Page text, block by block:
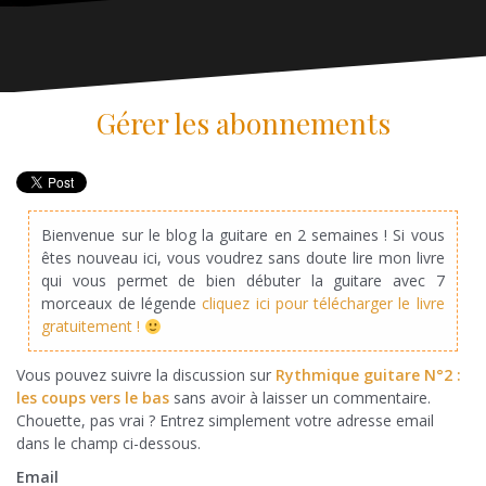
Gérer les abonnements
Bienvenue sur le blog la guitare en 2 semaines ! Si vous
êtes nouveau ici, vous voudrez sans doute lire mon livre
qui vous permet de bien débuter la guitare avec 7
morceaux de légendecliquez ici pour télécharger le livre
gratuitement !
Vous pouvez suivre la discussion sur Rythmique guitare N°2 :
les coups vers le bas sans avoir à laisser un commentaire.
Chouette, pas vrai ? Entrez simplement votre adresse email
dans le champ ci-dessous.
Email